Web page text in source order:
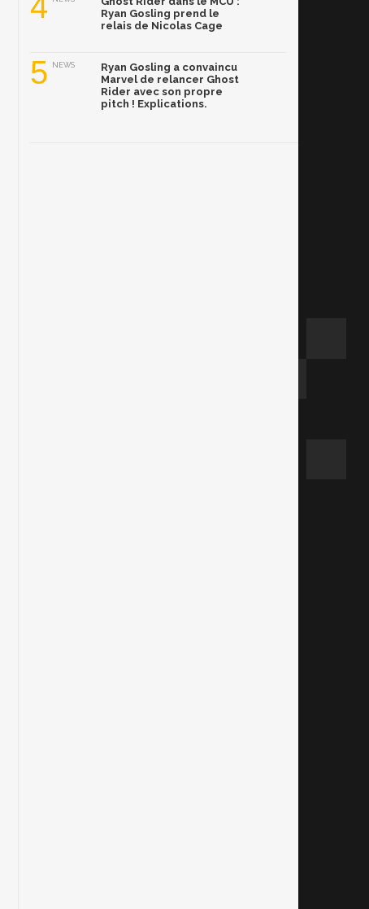
Ryan Gosling prend le
relais de Nicolas Cage
5 NEWS
Ryan Gosling a convaincu
Marvel de relancer Ghost
Rider avec son propre
pitch ! Explications.